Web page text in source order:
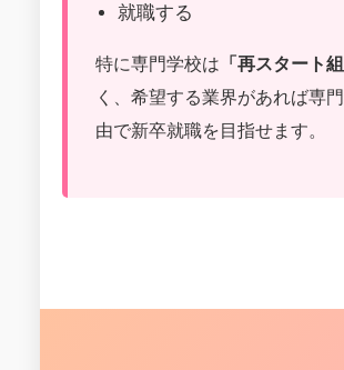
就職する
特に専門学校は 「再スタート組
く、希望する業界があれば専
由で新卒就職を目指せます。